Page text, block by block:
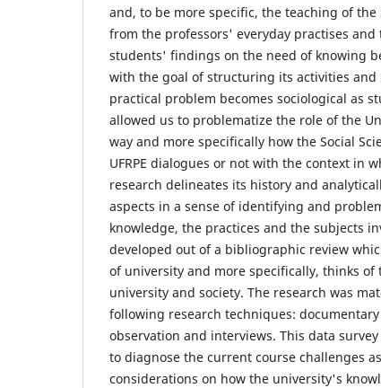
and, to be more specific, the teaching of the
from the professors' everyday practises
students' findings on the need of knowing
with the goal of structuring its activities
practical problem becomes sociological as
allowed us to problematize the role of the
way and more specifically how the Social
UFRPE dialogues or not with the context in
research delineates its history and
aspects in a sense of identifying and
knowledge, the practices and the subjects
developed out of a bibliographic review
of university and more specifically, thinks of
university and society. The research was
following research techniques:
observation and interviews. This data
to diagnose the current course challenges
considerations on how the university's